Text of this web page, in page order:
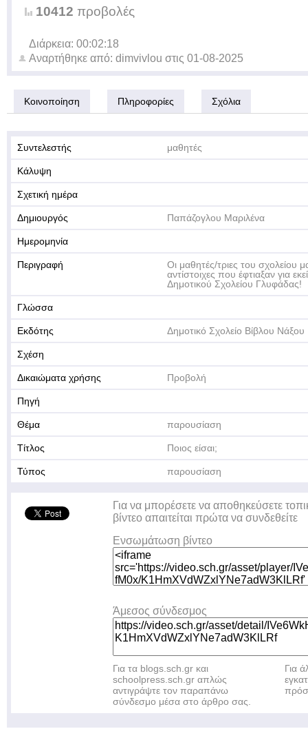
10412 προβολές
Διάρκεια: 00:02:18
Αναρτήθηκε από: dimvivlou στις 01-08-2025
Κοινοποίηση Πληροφορίες Σχόλια
Συντελεστής μαθητές
Κάλυψη
Σχετική ημέρα
Δημιουργός Παπάζογλου Μαριλένα
Ημερομηνία
Περιγραφή
Οι μαθητές/τριες του σχολείου
αντίστοιχες που έφτιαξαν για
Δημοτικού Σχολείου Γλυφάδας!
Γλώσσα
Εκδότης Δημοτικό Σχολείο Βίβλου Νάξου
Σχέση
Δικαιώματα χρήσης Προβολή
Πηγή
Θέμα παρουσίαση
Τίτλος Ποιος είσαι;
Τύπος παρουσίαση
Για να μπορέσετε να αποθηκεύσετε
βίντεο απαιτείται πρώτα να συνδεθείτε
Ενσωμάτωση βίντεο
Άμεσος σύνδεσμος
Για τα blogs.sch.gr και
schoolpress.sch.gr απλώς
αντιγράψτε τον παραπάνω
σύνδεσμο μέσα στο άρθρο σας.
Για